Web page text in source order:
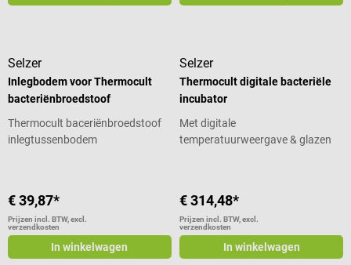
Het hele verwarmingsoppervlak
kan gelijkmatig worden
verwarmd tot 100 °C met behulp
van de draaiknop. Productdetails
Elektrische droger met rooster
voor objectglaasjes Voor
Verwijderbaar rooster Zwart
oppervlak voor goede
zichtbaarheid van de preparaten
Robuuste technologie Eenvoudig
Selzer
Inlegbodem voor Thermocult
bacteriënbroedstoof
Thermocult baceriënbroedstoof
inlegtussenbodem
€ 39,87*
Prijzen incl. BTW, excl.
verzendkosten
In winkelwagen
Selzer
Thermocult digitale bacteriële
incubator
Met digitale
temperatuurweergave & glazen
€ 314,48*
Prijzen incl. BTW, excl.
verzendkosten
In winkelwagen